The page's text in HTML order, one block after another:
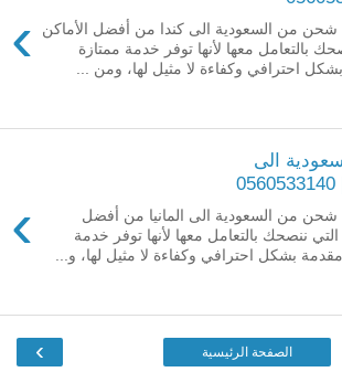
›
من السعودية الى كندا من أفضل الأماكن
بالتعامل معها لأنها توفر خدمة ممتازة
احترافي وكفاءة لا مثيل لها، ومن ...
الى
›
من السعودية الى المانيا من أفضل
التي ننصحك بالتعامل معها لأنها توفر خدمة
بشكل احترافي وكفاءة لا مثيل لها، و...
› الصفحة الرئيسية